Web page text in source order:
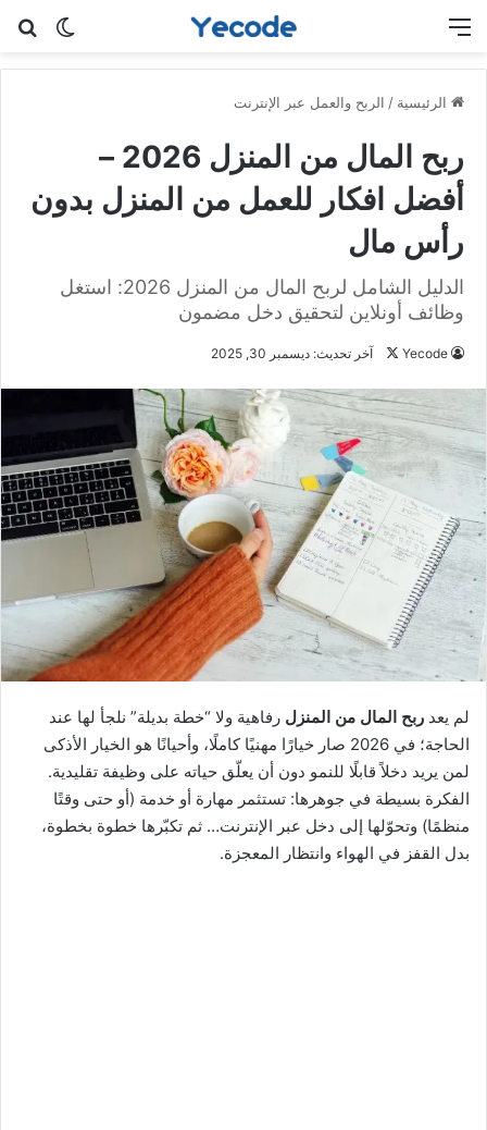
الوضع القائمة
الرئيسية / الربح والعمل عبر الإنترنت
ربح المال من المنزل 2026 –
أفضل افكار للعمل من المنزل بدون
رأس مال
الدليل الشامل لربح المال من المنزل 2026: استغل
وظائف أونلاين لتحقيق دخل مضمون
Yecode
ب
ع
ع
ل
X
آخر تحديث: ديسمبر 30, 2025
لم يعد ربح المال من المنزل رفاهية ولا “خطة بديلة” نلجأ لها عند
الحاجة؛ في 2026 صار خيارًا مهنيًا كاملًا، وأحيانًا هو الخيار الأذكى
لمن يريد دخلاً قابلًا للنمو دون أن يعلّق حياته على وظيفة تقليدية.
الفكرة بسيطة في جوهرها: تستثمر مهارة أو خدمة (أو حتى وقتًا
منظمًا) وتحوّلها إلى دخل عبر الإنترنت… ثم تكبّرها خطوة بخطوة،
بدل القفز في الهواء وانتظار المعجزة.